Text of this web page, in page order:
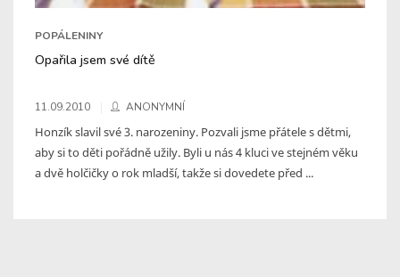
POPÁLENINY
Opařila jsem své dítě
11.09.2010 ANONYMNÍ
Honzík slavil své 3. narozeniny. Pozvali jsme přátele s dětmi,
aby si to děti pořádně užily. Byli u nás 4 kluci ve stejném věku
a dvě holčičky o rok mladší, takže si dovedete před ...